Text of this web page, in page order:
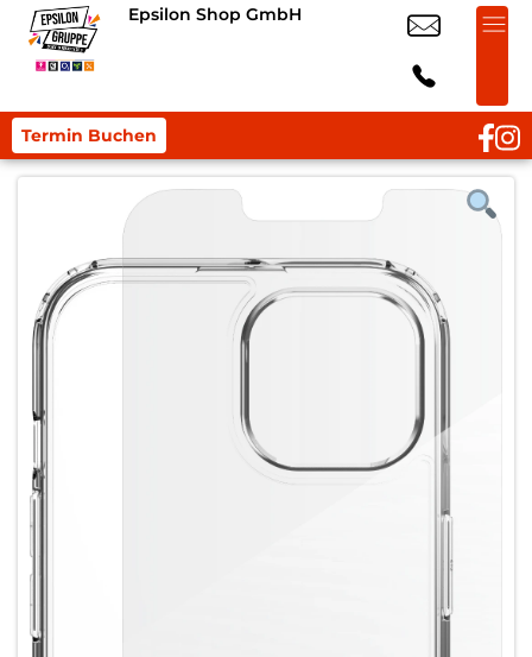
Epsilon Shop GmbH
Termin Buchen